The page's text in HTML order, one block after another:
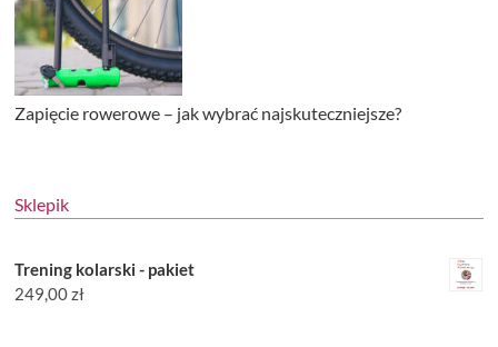
Zapięcie rowerowe – jak wybrać najskuteczniejsze?
Sklepik
Trening kolarski - pakiet
249,00zł